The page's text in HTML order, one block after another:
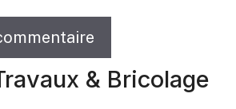
& Bricolage